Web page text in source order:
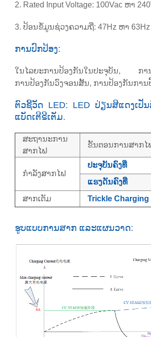
2. Rated Input Voltage: 100Vac ຫາ
3. ປ້ອນຂໍ້ມູນຊ່ວງຄວາມຖີ່: 47Hz ຫາ 63Hz
ການປົກປ້ອງ:
ໃນໄລຍະການປ້ອງກັນໃນປະຈຸບັນ, ກາ
ການປ້ອງກັນວົງຈອນສັ້ນ, ການປ້ອງກັນກາ
ຕົວຊີ້ວັດ LED: LED ປ່ຽນສີແດງເປັ
ແບັດເຕີຣີເຕັມ.
ສະຖານະການ
ສາກໄຟ
ຂັ້ນຕອນການສາກໄ
ກຳລັງສາກໄຟ
ປະຈຸບັນຄົງທີ່
ແຮງດັນຄົງທີ່
ສາກເຕັມ
Trickle Charging
ຮູບແບບການສາກ ແລະແຜນວາດ: